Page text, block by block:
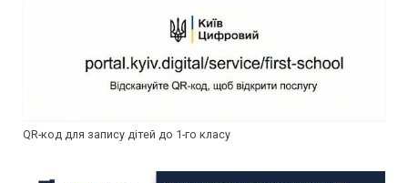
QR-код для запису дітей до 1-го класу